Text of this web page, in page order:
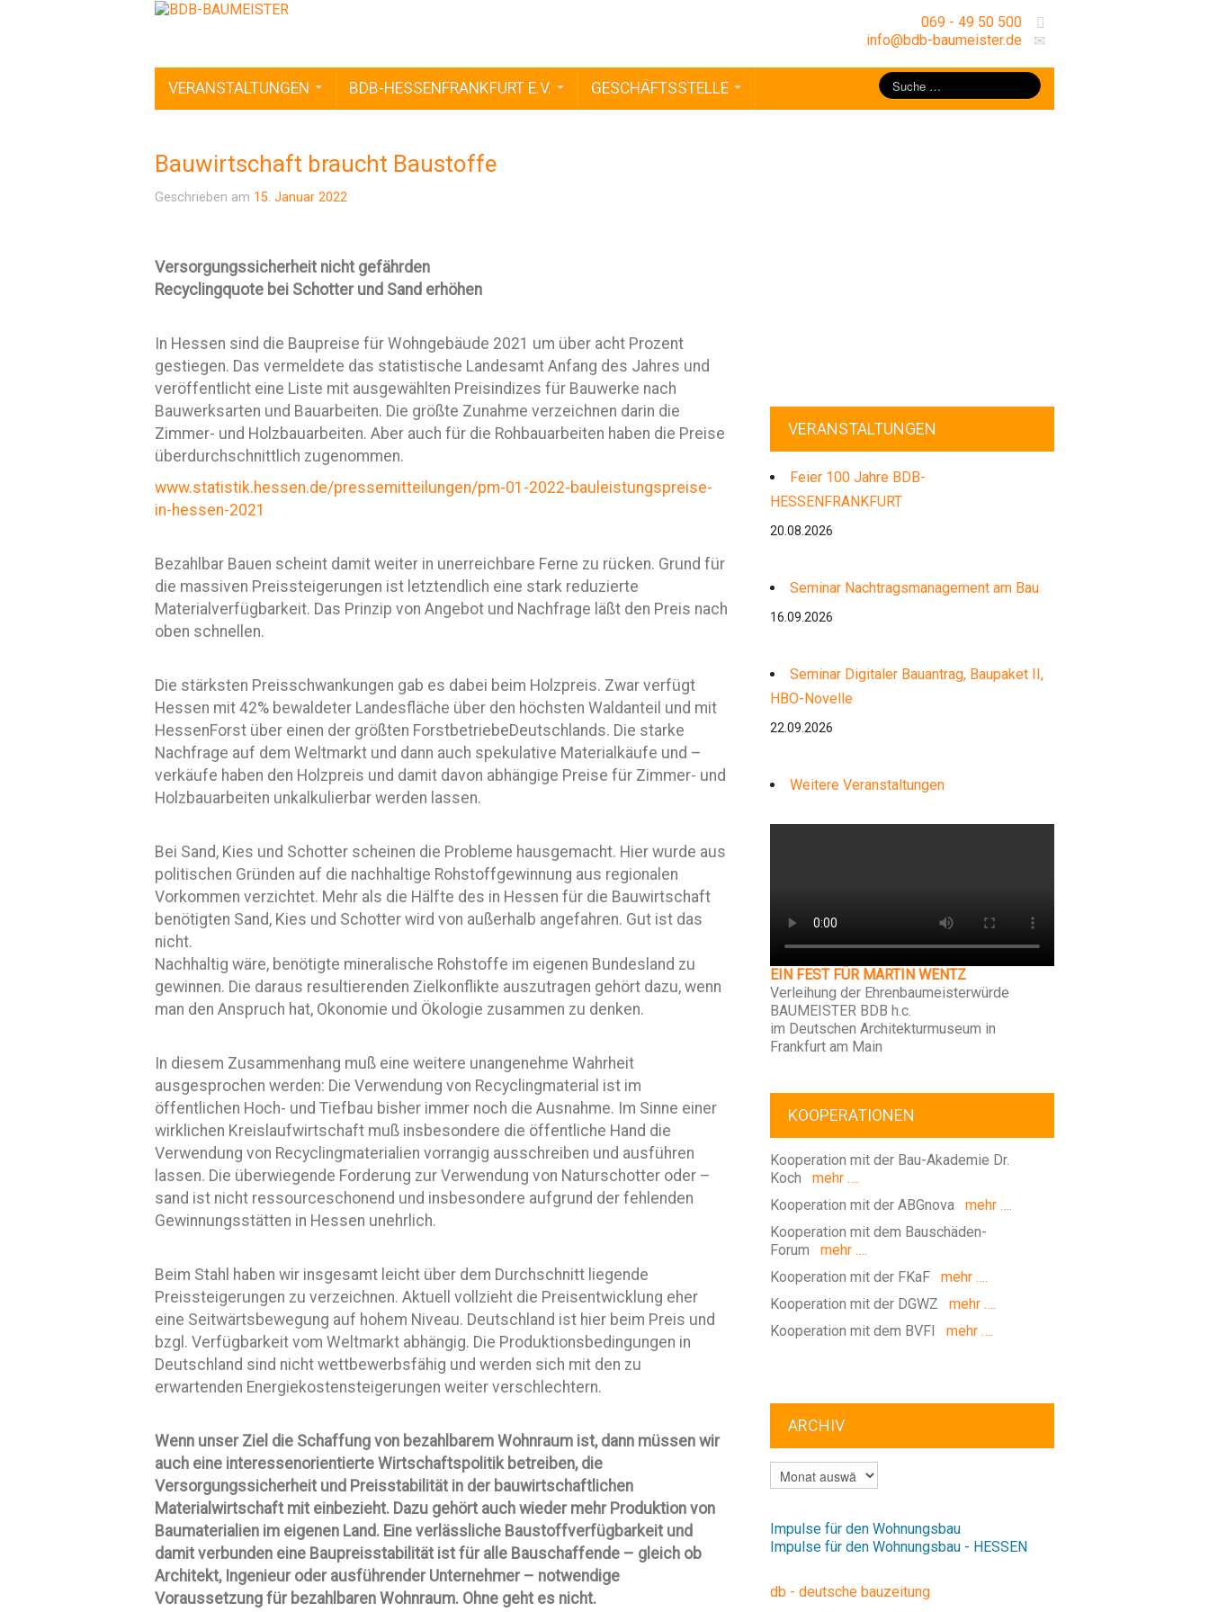
069 - 49 50 500
info@bdb-baumeister.de
VERANSTALTUNGEN BDB-HESSENFRANKFURT E.V. GESCHÄFTSSTELLE
Bauwirtschaft braucht Baustoffe
Geschrieben am 15. Januar 2022
Versorgungssicherheit nicht gefährden
Recyclingquote bei Schotter und Sand erhöhen
In Hessen sind die Baupreise für Wohngebäude 2021 um über acht Prozent
gestiegen. Das vermeldete das statistische Landesamt Anfang des Jahres und
veröffentlicht eine Liste mit ausgewählten Preisindizes für Bauwerke nach
Bauwerksarten und Bauarbeiten. Die größte Zunahme verzeichnen darin die
Zimmer- und Holzbauarbeiten. Aber auch für die Rohbauarbeiten haben die Preise
überdurchschnittlich zugenommen.
www.statistik.hessen.de/pressemitteilungen/pm-01-2022-bauleistungspreise-
in-hessen-2021
Bezahlbar Bauen scheint damit weiter in unerreichbare Ferne zu rücken. Grund für
die massiven Preissteigerungen ist letztendlich eine stark reduzierte
Materialverfügbarkeit. Das Prinzip von Angebot und Nachfrage läßt den Preis nach
oben schnellen.
Die stärksten Preisschwankungen gab es dabei beim Holzpreis. Zwar verfügt
Hessen mit 42% bewaldeter Landesfläche über den höchsten Waldanteil und mit
HessenForst über einen der größten ForstbetriebeDeutschlands. Die starke
Nachfrage auf dem Weltmarkt und dann auch spekulative Materialkäufe und –
verkäufe haben den Holzpreis und damit davon abhängige Preise für Zimmer- und
Holzbauarbeiten unkalkulierbar werden lassen.
Bei Sand, Kies und Schotter scheinen die Probleme hausgemacht. Hier wurde aus
politischen Gründen auf die nachhaltige Rohstoffgewinnung aus regionalen
Vorkommen verzichtet. Mehr als die Hälfte des in Hessen für die Bauwirtschaft
benötigten Sand, Kies und Schotter wird von außerhalb angefahren. Gut ist das
nicht.
Nachhaltig wäre, benötigte mineralische Rohstoffe im eigenen Bundesland zu
gewinnen. Die daraus resultierenden Zielkonflikte auszutragen gehört dazu, wenn
man den Anspruch hat, Okonomie und Ökologie zusammen zu denken.
In diesem Zusammenhang muß eine weitere unangenehme Wahrheit
ausgesprochen werden: Die Verwendung von Recyclingmaterial ist im
öffentlichen Hoch- und Tiefbau bisher immer noch die Ausnahme. Im Sinne einer
wirklichen Kreislaufwirtschaft muß insbesondere die öffentliche Hand die
Verwendung von Recyclingmaterialien vorrangig ausschreiben und ausführen
lassen. Die überwiegende Forderung zur Verwendung von Naturschotter oder –
sand ist nicht ressourceschonend und insbesondere aufgrund der fehlenden
Gewinnungsstätten in Hessen unehrlich.
Beim Stahl haben wir insgesamt leicht über dem Durchschnitt liegende
Preissteigerungen zu verzeichnen. Aktuell vollzieht die Preisentwicklung eher
eine Seitwärtsbewegung auf hohem Niveau. Deutschland ist hier beim Preis und
bzgl. Verfügbarkeit vom Weltmarkt abhängig. Die Produktionsbedingungen in
Deutschland sind nicht wettbewerbsfähig und werden sich mit den zu
erwartenden Energiekostensteigerungen weiter verschlechtern.
Wenn unser Ziel die Schaffung von bezahlbarem Wohnraum ist, dann müssen wir
auch eine interessenorientierte Wirtschaftspolitik betreiben, die
Versorgungssicherheit und Preisstabilität in der bauwirtschaftlichen
Materialwirtschaft mit einbezieht. Dazu gehört auch wieder mehr Produktion von
Baumaterialien im eigenen Land. Eine verlässliche Baustoffverfügbarkeit und
damit verbunden eine Baupreisstabilität ist für alle Bauschaffende – gleich ob
Architekt, Ingenieur oder ausführender Unternehmer – notwendige
Voraussetzung für bezahlbaren Wohnraum. Ohne geht es nicht.
VERANSTALTUNGEN
Feier 100 Jahre BDB-
HESSENFRANKFURT
20.08.2026
Seminar Nachtragsmanagement am Bau
16.09.2026
Seminar Digitaler Bauantrag, Baupaket II,
HBO-Novelle
22.09.2026
Weitere Veranstaltungen
EIN FEST FÜR MARTIN WENTZ
Verleihung der Ehrenbaumeisterwürde
BAUMEISTER BDB h.c.
im Deutschen Architekturmuseum in
Frankfurt am Main
KOOPERATIONEN
Kooperation mit der Bau-Akademie Dr.
Koch mehr ….
Kooperation mit der ABGnovamehr ….
Kooperation mit dem Bauschäden-
Forum mehr ….
Kooperation mit der FKaFmehr ….
Kooperation mit der DGWZ mehr ….
Kooperation mit dem BVFI mehr ….
ARCHIV
ARCHIV
Impulse für den Wohnungsbau
Impulse für den Wohnungsbau - HESSEN
db - deutsche bauzeitung